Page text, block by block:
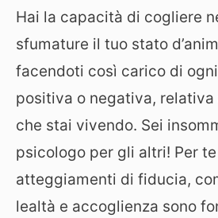
Hai la capacità di cogliere
sfumature il tuo stato
facendoti così carico di
positiva o negativa,
che stai vivendo. Sei
psicologo per gli altri! Per
atteggiamenti di fiducia,
lealtà e accoglienza sono